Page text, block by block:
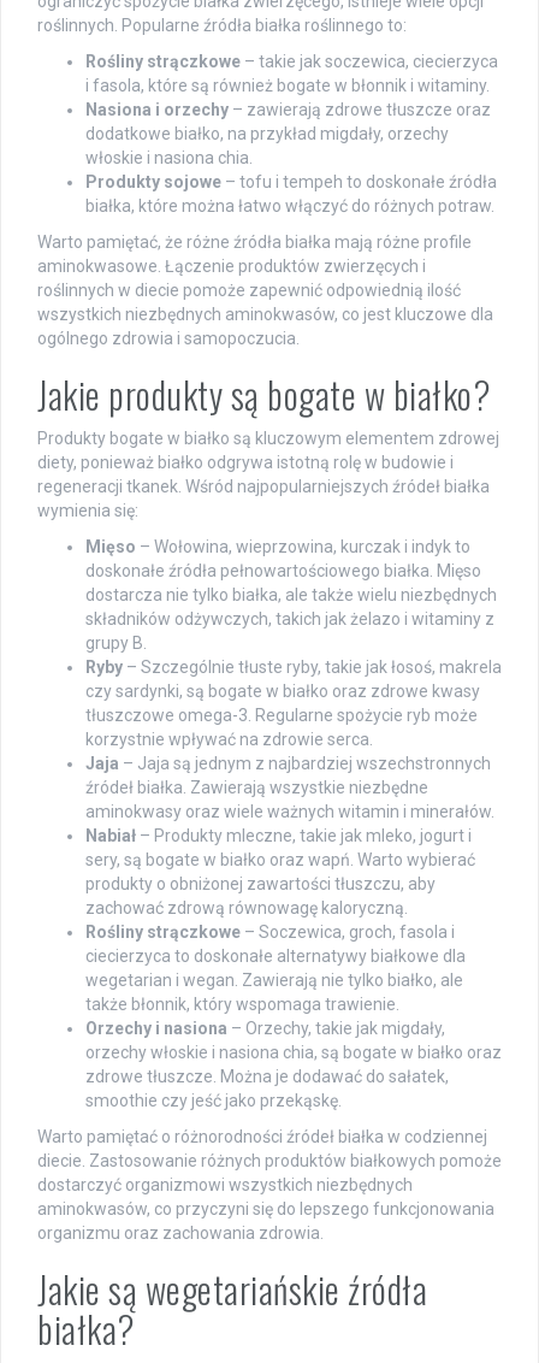
roślinnych. Popularne źródła białka roślinnego to:
Rośliny strączkowe – takie jak soczewica, ciecierzyca
i fasola, które są również bogate w błonnik i witaminy.
Nasiona i orzechy – zawierają zdrowe tłuszcze oraz
dodatkowe białko, na przykład migdały, orzechy
włoskie i nasiona chia.
Produkty sojowe – tofu i tempeh to doskonałe źródła
białka, które można łatwo włączyć do różnych potraw.
Warto pamiętać, że różne źródła białka mają różne profile
aminokwasowe. Łączenie produktów zwierzęcych i
roślinnych w diecie pomoże zapewnić odpowiednią ilość
wszystkich niezbędnych aminokwasów, co jest kluczowe dla
ogólnego zdrowia i samopoczucia.
Jakie produkty są bogate w białko?
Produkty bogate w białko są kluczowym elementem zdrowej
diety, ponieważ białko odgrywa istotną rolę w budowie i
regeneracji tkanek. Wśród najpopularniejszych źródeł białka
wymienia się:
Mięso – Wołowina, wieprzowina, kurczak i indyk to
doskonałe źródła pełnowartościowego białka. Mięso
dostarcza nie tylko białka, ale także wielu niezbędnych
składników odżywczych, takich jak żelazo i witaminy z
grupy B.
Ryby – Szczególnie tłuste ryby, takie jak łosoś, makrela
czy sardynki, są bogate w białko oraz zdrowe kwasy
tłuszczowe omega-3. Regularne spożycie ryb może
korzystnie wpływać na zdrowie serca.
Jaja – Jaja są jednym z najbardziej wszechstronnych
źródeł białka. Zawierają wszystkie niezbędne
aminokwasy oraz wiele ważnych witamin i minerałów.
Nabiał – Produkty mleczne, takie jak mleko, jogurt i
sery, są bogate w białko oraz wapń. Warto wybierać
produkty o obniżonej zawartości tłuszczu, aby
zachować zdrową równowagę kaloryczną.
Rośliny strączkowe – Soczewica, groch, fasola i
ciecierzyca to doskonałe alternatywy białkowe dla
wegetarian i wegan. Zawierają nie tylko białko, ale
także błonnik, który wspomaga trawienie.
Orzechy i nasiona – Orzechy, takie jak migdały,
orzechy włoskie i nasiona chia, są bogate w białko oraz
zdrowe tłuszcze. Można je dodawać do sałatek,
smoothie czy jeść jako przekąskę.
Warto pamiętać o różnorodności źródeł białka w codziennej
diecie. Zastosowanie różnych produktów białkowych pomoże
dostarczyć organizmowi wszystkich niezbędnych
aminokwasów, co przyczyni się do lepszego funkcjonowania
organizmu oraz zachowania zdrowia.
Jakie są wegetariańskie źródła
białka?